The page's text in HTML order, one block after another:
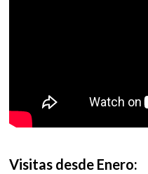
Visitas desde Enero: